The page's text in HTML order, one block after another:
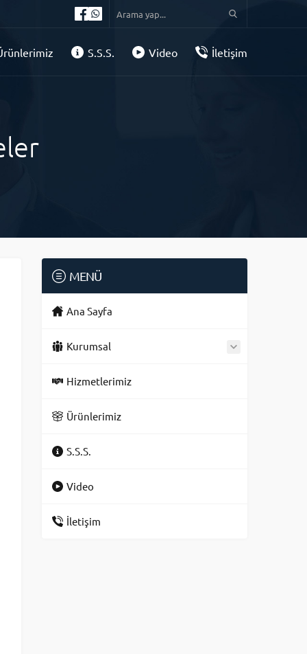
S.S.S. Video İletişim
MENÜ
Ana Sayfa
Kurumsal
Hizmetlerimiz
Ürünlerimiz
S.S.S.
Video
İletişim